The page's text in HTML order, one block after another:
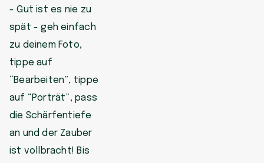
- Gut ist es nie zu
spät - geh einfach
zu deinem Foto,
tippe auf
“Bearbeiten”, tippe
auf “Porträt”, pass
die Schärfentiefe
an und der Zauber
ist vollbracht! Bis